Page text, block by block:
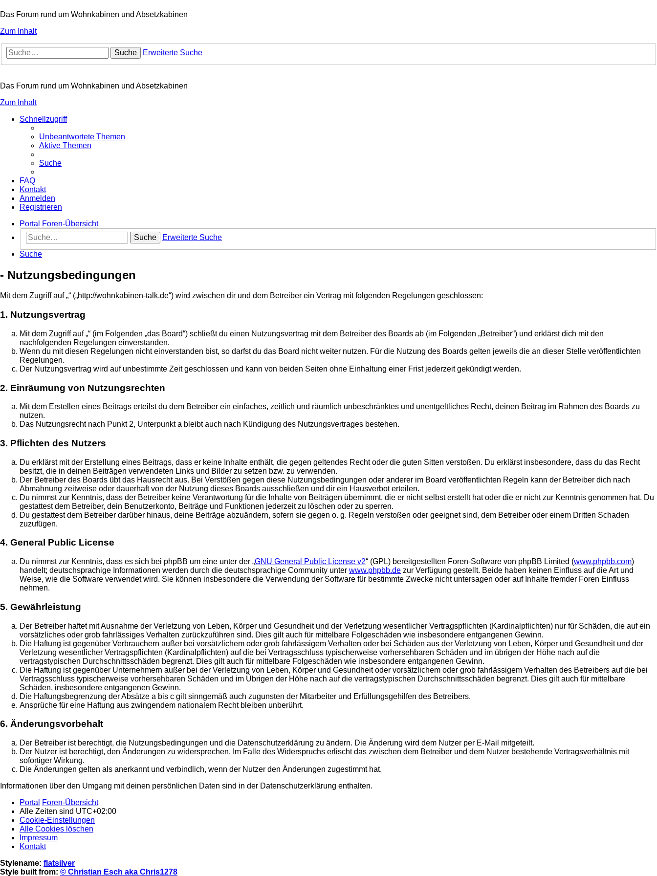
Das Forum rund um Wohnkabinen und Absetzkabinen
Zum Inhalt
Suche Erweiterte Suche
Das Forum rund um Wohnkabinen und Absetzkabinen
Zum Inhalt
Schnellzugriff
Unbeantwortete Themen
Aktive Themen
Suche
FAQ
Kontakt
Anmelden
Registrieren
Portal
Foren-Übersicht
Suche
Erweiterte Suche
Suche
- Nutzungsbedingungen
Mit dem Zugriff auf „“ („http://wohnkabinen-talk.de“) wird zwischen dir und dem Betreiber ein Vertrag mit folgenden Regelungen geschlossen:
1. Nutzungsvertrag
Mit dem Zugriff auf „“ (im Folgenden „das Board“) schließt du einen Nutzungsvertrag mit dem Betreiber des Boards ab (im Folgenden „Betreiber“) und erklärst dich mit den
nachfolgenden Regelungen einverstanden.
Wenn du mit diesen Regelungen nicht einverstanden bist, so darfst du das Board nicht weiter nutzen. Für die Nutzung des Boards gelten jeweils die an dieser Stelle veröffentlichten
Regelungen.
Der Nutzungsvertrag wird auf unbestimmte Zeit geschlossen und kann von beiden Seiten ohne Einhaltung einer Frist jederzeit gekündigt werden.
2. Einräumung von Nutzungsrechten
Mit dem Erstellen eines Beitrags erteilst du dem Betreiber ein einfaches, zeitlich und räumlich unbeschränktes und unentgeltliches Recht, deinen Beitrag im Rahmen des Boards zu
nutzen.
Das Nutzungsrecht nach Punkt 2, Unterpunkt a bleibt auch nach Kündigung des Nutzungsvertrages bestehen.
3. Pflichten des Nutzers
Du erklärst mit der Erstellung eines Beitrags, dass er keine Inhalte enthält, die gegen geltendes Recht oder die guten Sitten verstoßen. Du erklärst insbesondere, dass du das Recht
besitzt, die in deinen Beiträgen verwendeten Links und Bilder zu setzen bzw. zu verwenden.
Der Betreiber des Boards übt das Hausrecht aus. Bei Verstößen gegen diese Nutzungsbedingungen oder anderer im Board veröffentlichten Regeln kann der Betreiber dich nach
Abmahnung zeitweise oder dauerhaft von der Nutzung dieses Boards ausschließen und dir ein Hausverbot erteilen.
Du nimmst zur Kenntnis, dass der Betreiber keine Verantwortung für die Inhalte von Beiträgen übernimmt, die er nicht selbst erstellt hat oder die er nicht zur Kenntnis genommen hat. Du
gestattest dem Betreiber, dein Benutzerkonto, Beiträge und Funktionen jederzeit zu löschen oder zu sperren.
Du gestattest dem Betreiber darüber hinaus, deine Beiträge abzuändern, sofern sie gegen o. g. Regeln verstoßen oder geeignet sind, dem Betreiber oder einem Dritten Schaden
zuzufügen.
4. General Public License
Du nimmst zur Kenntnis, dass es sich bei phpBB um eine unter der „GNU General Public License v2“ (GPL) bereitgestellten Foren-Software von phpBB Limited (www.phpbb.com)
handelt; deutschsprachige Informationen werden durch die deutschsprachige Community unter www.phpbb.de zur Verfügung gestellt. Beide haben keinen Einfluss auf die Art und
Weise, wie die Software verwendet wird. Sie können insbesondere die Verwendung der Software für bestimmte Zwecke nicht untersagen oder auf Inhalte fremder Foren Einfluss
nehmen.
5. Gewährleistung
Der Betreiber haftet mit Ausnahme der Verletzung von Leben, Körper und Gesundheit und der Verletzung wesentlicher Vertragspflichten (Kardinalpflichten) nur für Schäden, die auf ein
vorsätzliches oder grob fahrlässiges Verhalten zurückzuführen sind. Dies gilt auch für mittelbare Folgeschäden wie insbesondere entgangenen Gewinn.
Die Haftung ist gegenüber Verbrauchern außer bei vorsätzlichem oder grob fahrlässigem Verhalten oder bei Schäden aus der Verletzung von Leben, Körper und Gesundheit und der
Verletzung wesentlicher Vertragspflichten (Kardinalpflichten) auf die bei Vertragsschluss typischerweise vorhersehbaren Schäden und im übrigen der Höhe nach auf die
vertragstypischen Durchschnittsschäden begrenzt. Dies gilt auch für mittelbare Folgeschäden wie insbesondere entgangenen Gewinn.
Die Haftung ist gegenüber Unternehmern außer bei der Verletzung von Leben, Körper und Gesundheit oder vorsätzlichem oder grob fahrlässigem Verhalten des Betreibers auf die bei
Vertragsschluss typischerweise vorhersehbaren Schäden und im Übrigen der Höhe nach auf die vertragstypischen Durchschnittsschäden begrenzt. Dies gilt auch für mittelbare
Schäden, insbesondere entgangenen Gewinn.
Die Haftungsbegrenzung der Absätze a bis c gilt sinngemäß auch zugunsten der Mitarbeiter und Erfüllungsgehilfen des Betreibers.
Ansprüche für eine Haftung aus zwingendem nationalem Recht bleiben unberührt.
6. Änderungsvorbehalt
Der Betreiber ist berechtigt, die Nutzungsbedingungen und die Datenschutzerklärung zu ändern. Die Änderung wird dem Nutzer per E-Mail mitgeteilt.
Der Nutzer ist berechtigt, den Änderungen zu widersprechen. Im Falle des Widerspruchs erlischt das zwischen dem Betreiber und dem Nutzer bestehende Vertragsverhältnis mit
sofortiger Wirkung.
Die Änderungen gelten als anerkannt und verbindlich, wenn der Nutzer den Änderungen zugestimmt hat.
Informationen über den Umgang mit deinen persönlichen Daten sind in der Datenschutzerklärung enthalten.
Portal
Foren-Übersicht
Alle Zeiten sind UTC+02:00
Cookie-Einstellungen
Alle Cookies löschen
Impressum
Kontakt
Stylename: flatsilver
Style built from: © Christian Esch aka Chris1278